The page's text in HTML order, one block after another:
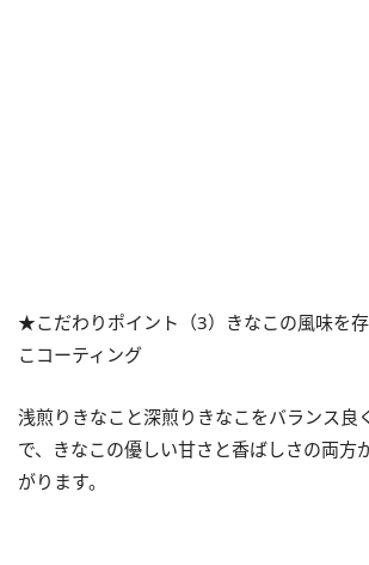
★こだわりポイント（3）きなこの風味を
こコーティング
浅煎りきなこと深煎りきなこをバランス良
で、きなこの優しい甘さと香ばしさの両方
がります。